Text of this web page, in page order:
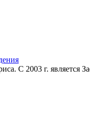
С 2003 г. является